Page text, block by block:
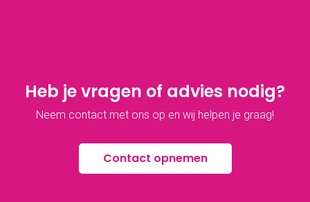
Heb je vragen of advies nodig?
Neem contact met ons op en wij helpen je graag!
Contact opnemen